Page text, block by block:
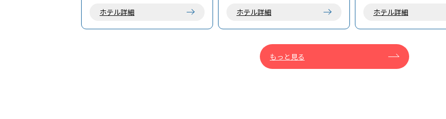
ホテル詳細 ホテル詳細 ホテル詳細
もっと見る